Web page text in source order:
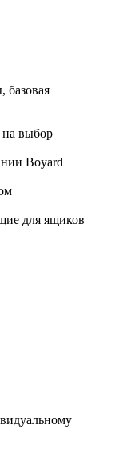
базовая
на выбор
Boyard
для ящиков